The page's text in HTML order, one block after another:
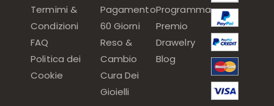
Termimi &
Condizioni
FAQ
Politica dei
Cookie
Pagamento
60 Giorni
Reso &
Cambio
Cura Dei
Gioielli
Programma
Premio
Drawelry
Blog